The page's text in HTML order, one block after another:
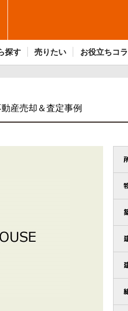
探す 売りたい お役立ちコ
産売却＆査定事例